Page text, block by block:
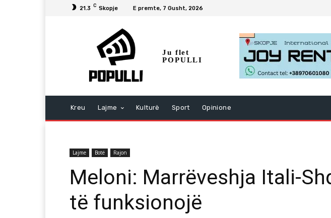
21.3 C Skopje E premte, 7 Gusht, 2026
Ju flet
POPULLI
Kreu Lajme Kulturë Sport Opinione
Lajme Botë Rajon
Meloni: Marrëveshja Itali-
të funksionojë